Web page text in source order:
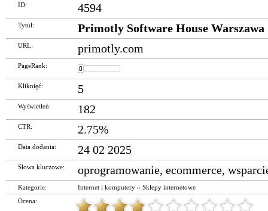
ID: 4594
Tytuł: Primotly Software House Warszawa
URL: primotly.com
PageRank:
Kliknięć: 5
Wyświetleń: 182
CTR: 2.75%
Data dodania: 24 02 2025
Słowa kluczowe: oprogramowanie, ecommerce,
Kategorie: Internet i komputery » Sklepy internetowe
Ocena: